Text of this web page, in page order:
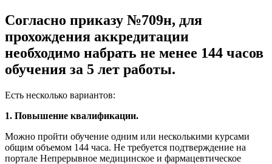
Согласно приказу №709н, для
прохождения аккредитации
необходимо набрать не менее 144 часов
обучения за 5 лет работы.
Есть несколько вариантов:
1. Повышение квалификации.
Можно пройти обучение одним или несколькими курсами
общим объемом 144 часа. Не требуется подтверждение на
портале Непрерывное медицинское и фармацевтическое